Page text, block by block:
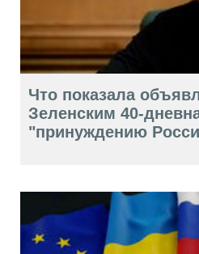
Что показала
Зеленским 40-
"принуждению